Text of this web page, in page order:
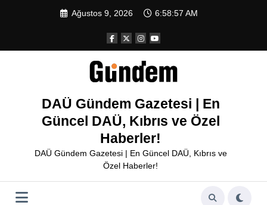
Ağustos 9, 2026 6:58:57 AM
DAÜ Gündem Gazetesi | En
Güncel DAÜ, Kıbrıs ve Özel
Haberler!
DAÜ Gündem Gazetesi | En Güncel DAÜ, Kıbrıs ve
Özel Haberler!